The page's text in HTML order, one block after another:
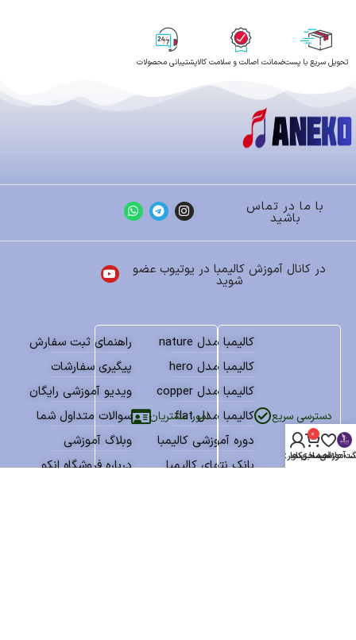
تحویل سریع با پستضمانت اصالت و سلامت کالاپشتیبانی محصولات
با ما در تماس
باشید
در کانال آموزش کالیمبا در یوتیوب عضو
شوید
دسترسی سریع
کالیمبا مدل nature
کالیمبا مدل hero
کالیمبا مدل copper
کالیمبا مدل flat
دوره آموزشی کالیمبا
بانک نتهای کالیمبا
امور مشتریان
راهنمای ثبت سفارش
پیگیری سفارشات
ویدیو آموزشی رایگان
سوالات متداول شما
وبلاگ آموزشی
درباره فروشگاه انکو
آموزشی
علاقه مندی ها
0
سبد خرید
حساب کاربری من